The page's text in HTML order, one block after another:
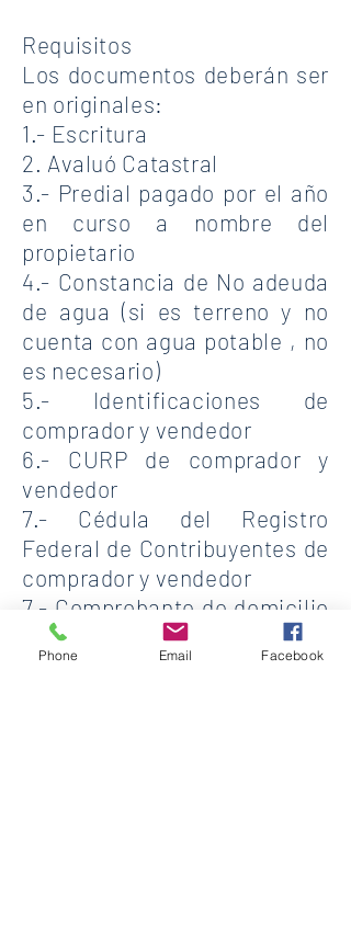
Requisitos
Los documentos deberán ser
en originales:
1.- Escritura
2. Avaluó Catastral
3.- Predial pagado por el año
en curso a nombre del
propietario
4.- Constancia de No adeuda
de agua (si es terreno y no
cuenta con agua potable , no
es necesario)
5.- Identificaciones de
comprador y vendedor
6.- CURP de comprador y
vendedor
7.- Cédula del Registro
Federal de Contribuyentes de
comprador y vendedor
7.- Comprobante de domicilio
actual de vendedor y
comprador
Phone Email Facebook